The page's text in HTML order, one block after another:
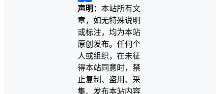
声明： 本站所有文
章，如无特殊说明
或标注，均为本站
原创发布。任何个
人或组织，在未征
得本站同意时，禁
止复制、盗用、采
集、发布本站内容